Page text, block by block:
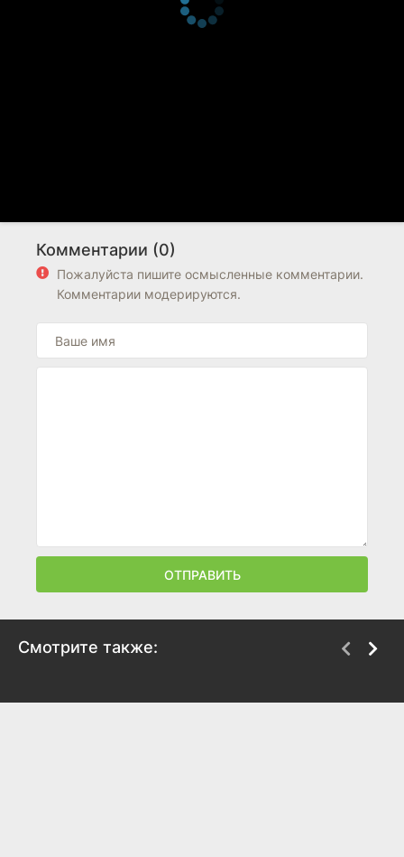
Комментарии (0)
Пожалуйста пишите осмысленные комментарии.
Комментарии модерируются.
ОТПРАВИТЬ
Смотрите также: